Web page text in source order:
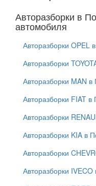
Авторазборки в
автомобиля
Авторазборки OPEL
Авторазборки
Авторазборки MAN в
Авторазборки FIAT в
Авторазборки
Авторазборки KIA в
Авторазборки
Авторазборки IVECO